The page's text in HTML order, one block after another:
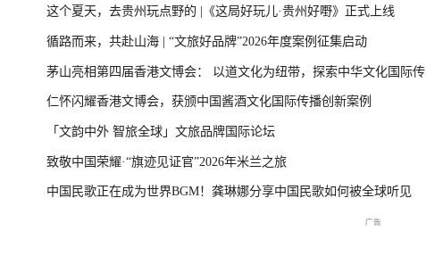
这个夏天，去贵州玩点野的 |《这局好玩儿·贵州好嘢》正式上线
循路而来，共赴山海 | “文旅好品牌”2026年度案例征集启动
茅山亮相第四届香港文博会： 以道文化为纽带，探索中华文化国际传
播新表达
仁怀闪耀香港文博会，获颁中国酱酒文化国际传播创新案例
「文韵中外 智旅全球」文旅品牌国际论坛
致敬中国荣耀·“旗迹见证官”2026年米兰之旅
中国民歌正在成为世界BGM！龚琳娜分享中国民歌如何被全球听见